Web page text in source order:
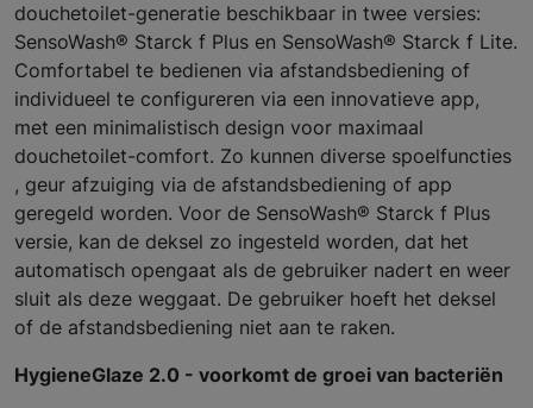
douchetoilet-generatie beschikbaar in twee versies:
SensoWash® Starck f Plus en SensoWash® Starck f Lite.
Comfortabel te bedienen via afstandsbediening of
individueel te configureren via een innovatieve app,
met een minimalistisch design voor maximaal
douchetoilet-comfort. Zo kunnen diverse spoelfuncties
, geur afzuiging via de afstandsbediening of app
geregeld worden. Voor de SensoWash® Starck f Plus
versie, kan de deksel zo ingesteld worden, dat het
automatisch opengaat als de gebruiker nadert en weer
sluit als deze weggaat. De gebruiker hoeft het deksel
of de afstandsbediening niet aan te raken.
HygieneGlaze 2.0 - voorkomt de groei van bacteriën